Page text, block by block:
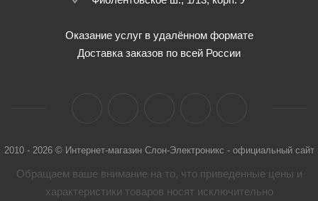
Оказание услуг в удалённом формате
Доставка заказов по всей России
2010 - 2026 © Интернет-магазин Слон-Электроникс - официальный сайт
Обращаем ваше внимание на то, что приведенные цены и
характеристики товaров носят исключительно